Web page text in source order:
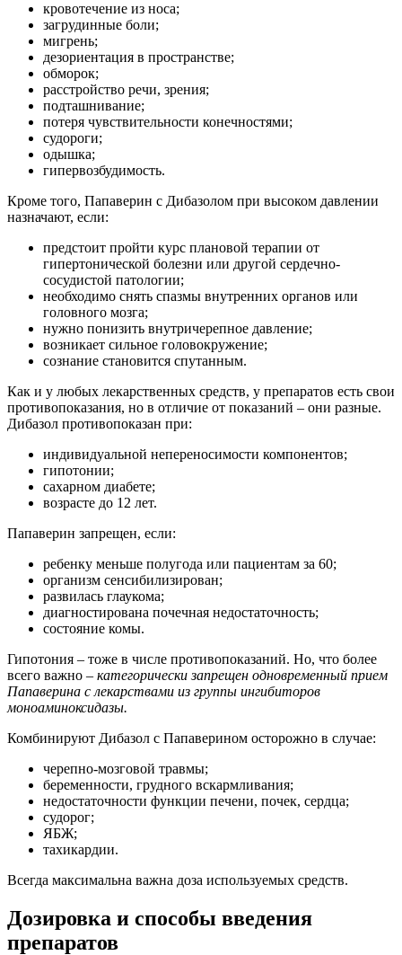
кровотечение из носа;
загрудинные боли;
мигрень;
дезориентация в пространстве;
обморок;
расстройство речи, зрения;
подташнивание;
потеря чувствительности конечностями;
судороги;
одышка;
гипервозбудимость.
Кроме того, Папаверин с Дибазолом при высоком давлении
назначают, если:
предстоит пройти курс плановой терапии от
гипертонической болезни или другой сердечно-
сосудистой патологии;
необходимо снять спазмы внутренних органов или
головного мозга;
нужно понизить внутричерепное давление;
возникает сильное головокружение;
сознание становится спутанным.
Как и у любых лекарственных средств, у препаратов есть свои
противопоказания, но в отличие от показаний – они разные.
Дибазол противопоказан при:
индивидуальной непереносимости компонентов;
гипотонии;
сахарном диабете;
возрасте до 12 лет.
Папаверин запрещен, если:
ребенку меньше полугода или пациентам за 60;
организм сенсибилизирован;
развилась глаукома;
диагностирована почечная недостаточность;
состояние комы.
Гипотония – тоже в числе противопоказаний. Но, что более
всего важно – категорически запрещен одновременный прием
Папаверина с лекарствами из группы ингибиторов
моноаминоксидазы.
Комбинируют Дибазол с Папаверином осторожно в случае:
черепно-мозговой травмы;
беременности, грудного вскармливания;
недостаточности функции печени, почек, сердца;
судорог;
ЯБЖ;
тахикардии.
Всегда максимальна важна доза используемых средств.
Дозировка и способы введения
препаратов